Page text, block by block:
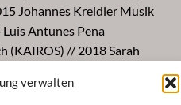
verwalten
Johannes Kreidler Musik
Antunes Pena
(KAIROS) // 2018 Sarah
(WERGO) // 2020 Huihui